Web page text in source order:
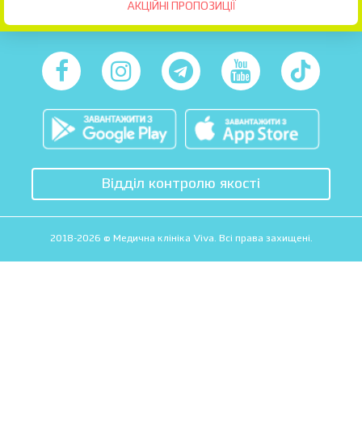
АКЦІЙНІ ПРОПОЗИЦІЇ
Відділ контролю якості
2018-2026 © Медична клініка Viva. Всі права захищені.